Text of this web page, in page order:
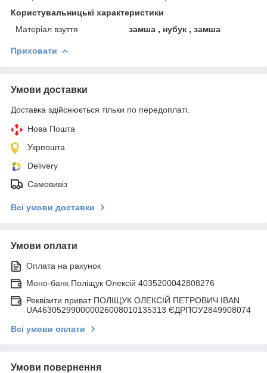
Користувальницькі характеристики
Матеріал взуття
замша , нубук , замша
Приховати
Умови доставки
Доставка здійснюється тільки по передоплаті.
Нова Пошта
Укрпошта
Delivery
Самовивіз
Всі умови доставки
Умови оплати
Оплата на рахунок
Моно-банк Поліщук Олексій 4035200042808276
Реквізити приват ПОЛІЩУК ОЛЕКСІЙ ПЕТРОВИЧ IBAN
UA463052990000026008010135313 ЄДРПОУ2849908074
Всі умови оплати
Умови повернення